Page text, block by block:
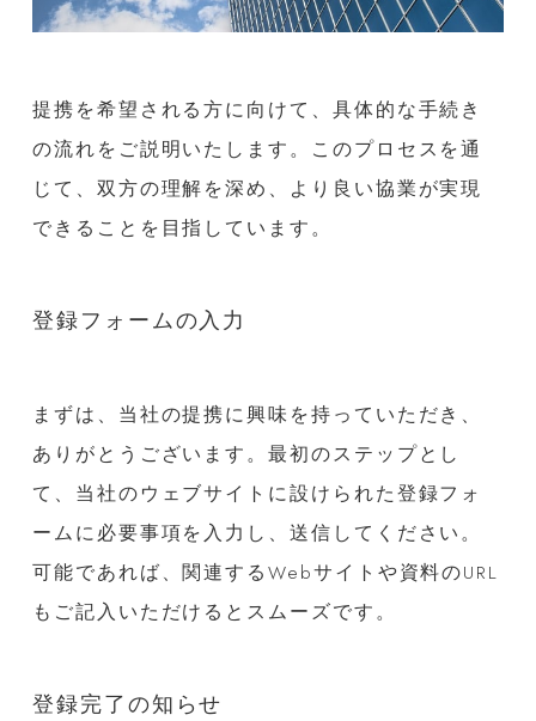
提携を希望される方に向けて、具体的な手続き
の流れをご説明いたします。このプロセスを通
じて、双方の理解を深め、より良い協業が実現
できることを目指しています。
登録フォームの入力
まずは、当社の提携に興味を持っていただき、
ありがとうございます。最初のステップとし
て、当社のウェブサイトに設けられた登録フォ
ームに必要事項を入力し、送信してください。
可能であれば、関連するWebサイトや資料のURL
もご記入いただけるとスムーズです。
登録完了の知らせ